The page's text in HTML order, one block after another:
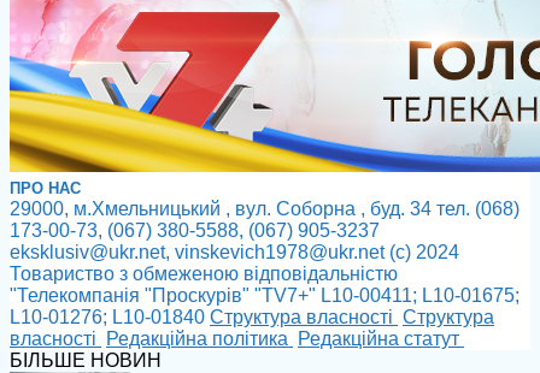
ПРО НАС
29000, м.Хмельницький , вул. Соборна , буд. 34 тел. (068)
173-00-73, (067) 380-5588, (067) 905-3237
eksklusiv@ukr.net, vinskevich1978@ukr.net (с) 2024
Товариство з обмеженою відповідальністю
"Телекомпанія "Проскурів" "TV7+" L10-00411; L10-01675;
L10-01276; L10-01840 Cтруктура власності Cтруктура
власності
Редакційна політика
Редакційна статут
БІЛЬШЕ НОВИН